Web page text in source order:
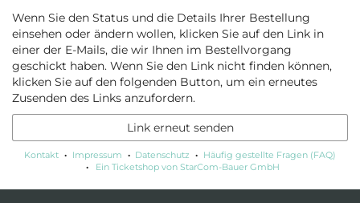
Wenn Sie den Status und die Details Ihrer Bestellung
einsehen oder ändern wollen, klicken Sie auf den Link in
einer der E-Mails, die wir Ihnen im Bestellvorgang
geschickt haben. Wenn Sie den Link nicht finden können,
klicken Sie auf den folgenden Button, um ein erneutes
Zusenden des Links anzufordern.
Link erneut senden
Kontakt Impressum Datenschutz
Häufig gestellte Fragen (FAQ)
Ein Ticketshop von StarCom-Bauer GmbH